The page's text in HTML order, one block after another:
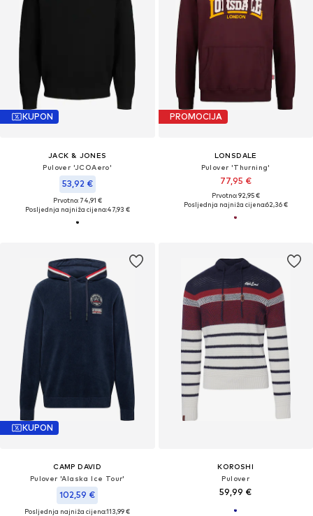
KUPON
JACK & JONES
Pulover 'JCOAero'
53,92 €
Prvotno: 74,91 €
Posljednja najniža cijena:47,93 €
PROMOCIJA
LONSDALE
Pulover 'Thurning'
77,95 €
Prvotno: 92,95 €
Posljednja najniža cijena:62,36 €
KUPON
CAMP DAVID
Pulover 'Alaska Ice Tour'
102,59 €
Posljednja najniža cijena:113,99 €
KOROSHI
Pulover
59,99 €